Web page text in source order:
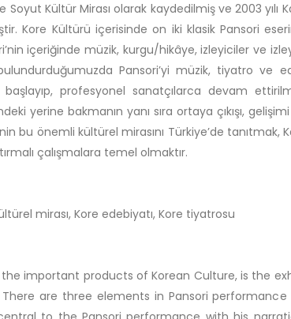
Soyut Kültür Mirası olarak kaydedilmiş ve 2003 yılı
Kore Kültürü içerisinde on iki klasik Pansori
içeriğinde müzik, kurgu/hikâye, izleyiciler ve
Pansori’yi müzik, tiyatro ve
profesyonel sanatçılarca devam
yerine bakmanın yanı sıra ortaya çıkışı,
bu önemli kültürel mirasını Türkiye’de
çalışmalara temel olmaktır.
mirası, Kore edebiyatı, Kore tiyatrosu
the important products of Korean Culture, is the
are three elements in Pansori